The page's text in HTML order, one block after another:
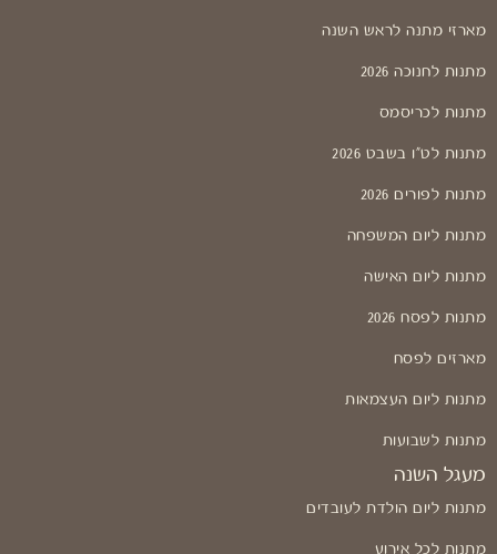
מארזי מתנה לראש השנה
מתנות לחנוכה 2026
מתנות לכריסמס
מתנות לט"ו בשבט 2026
מתנות לפורים 2026
מתנות ליום המשפחה
מתנות ליום האישה
מתנות לפסח 2026
מארזים לפסח
מתנות ליום העצמאות
מתנות לשבועות
מעגל השנה
מתנות ליום הולדת לעובדים
מתנות לכל אירוע